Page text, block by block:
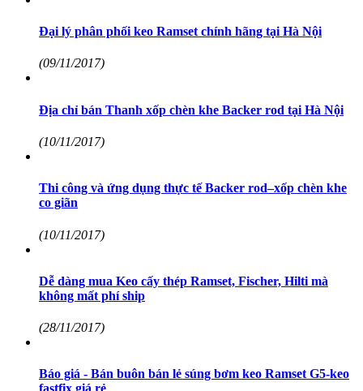
Đại lý phân phối keo Ramset chính hãng tại Hà Nội
(09/11/2017)
Địa chỉ bán Thanh xốp chèn khe Backer rod tại Hà Nội
(10/11/2017)
Thi công và ứng dụng thực tế Backer rod–xốp chèn khe
co giãn
(10/11/2017)
Dễ dàng mua Keo cấy thép Ramset, Fischer, Hilti mà
không mất phí ship
(28/11/2017)
Báo giá - Bán buôn bán lẻ súng bơm keo Ramset G5-keo